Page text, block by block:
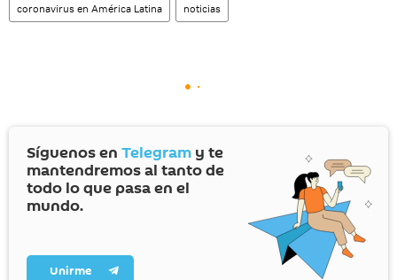
coronavirus en América Latina noticias
Síguenos en Telegram y te
mantendremos al tanto de
todo lo que pasa en el
mundo.
Unirme